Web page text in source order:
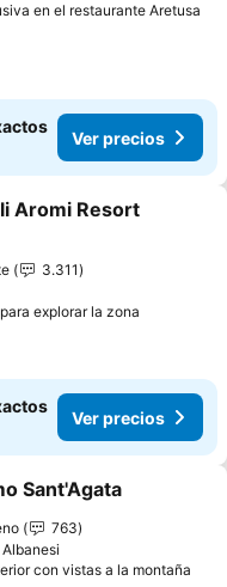
en el restaurante Aretusa
Ver precios
a favoritos
Aromi Resort
3.311
explorar la zona
Ver precios
a favoritos
Sant'Agata
763
con vistas a la montaña